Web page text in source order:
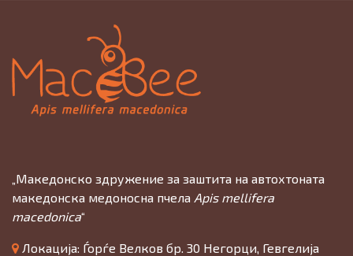
„Македонско здружение за заштита на автохтоната
македонска медоносна пчела Apis mellifera
macedonica“
Локација: Ѓорѓе Велков бр. 30 Негорци, Гевгелија